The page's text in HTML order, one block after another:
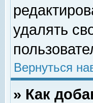
удалять
Вернуться
» Как